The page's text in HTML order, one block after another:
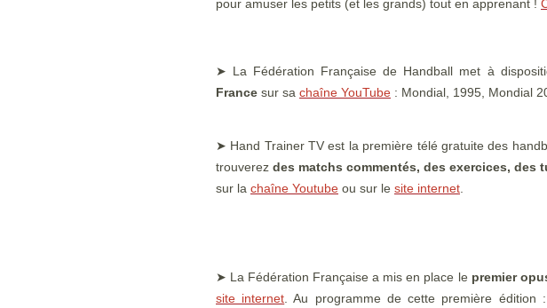
pour amuser les petits (et les grands) tout en apprenant !
➤ La Fédération Française de Handball met à
France sur sa chaîne YouTube : Mondial, 1995, Mondial
➤ Hand Trainer TV est la première télé gratuite des
trouverez des matchs commentés, des exercices, des
sur la chaîne Youtube ou sur le site internet
➤ La Fédération Française a mis en place le premier
site internet . Au programme de cette première édition :